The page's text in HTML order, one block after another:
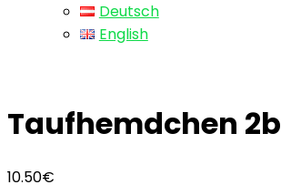
Deutsch
English
Taufhemdchen 2b
10.50€